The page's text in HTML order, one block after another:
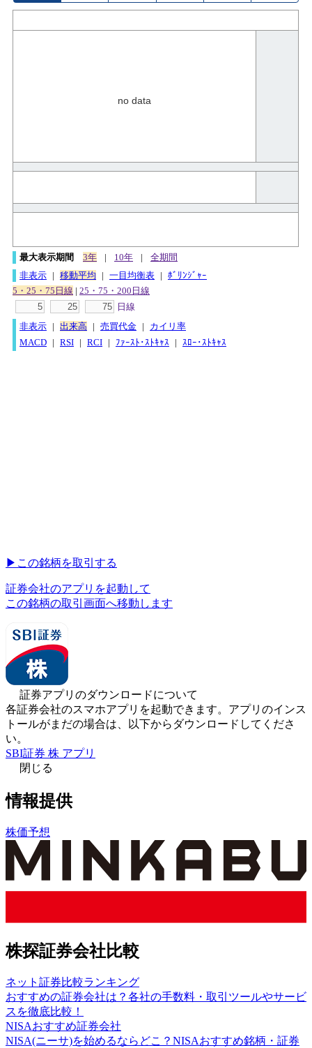
no data
最大表示期間 3年 | 10年 |
全期間
非表示 | 移動平均 | 一目均衡表 | ﾎﾞﾘﾝｼﾞｬｰ
5・25・75日線 | 25・75・200日線
日線
非表示 | 出来高 | 売買代金 |
カイリ率
MACD | RSI | RCI | ﾌｧｰｽﾄ･ｽﾄｷｬｽ | ｽﾛｰ･ｽﾄｷｬｽ
▶︎ この銘柄を取引する
証券会社のアプリを起動して
この銘柄の取引画面へ移動します
証券アプリのダウンロードについて
各証券会社のスマホアプリを起動できます。アプリのインス
トールがまだの場合は、以下からダウンロードしてくださ
い。
SBI証券 株 アプリ
閉じる
情報提供
株価予想
株探証券会社比較
ネット証券比較ランキング
おすすめの証券会社は？各社の手数料・取引ツールやサービ
スを徹底比較！
NISAおすすめ証券会社
NISA(ニーサ)を始めるならどこ？NISAおすすめ銘柄・証券